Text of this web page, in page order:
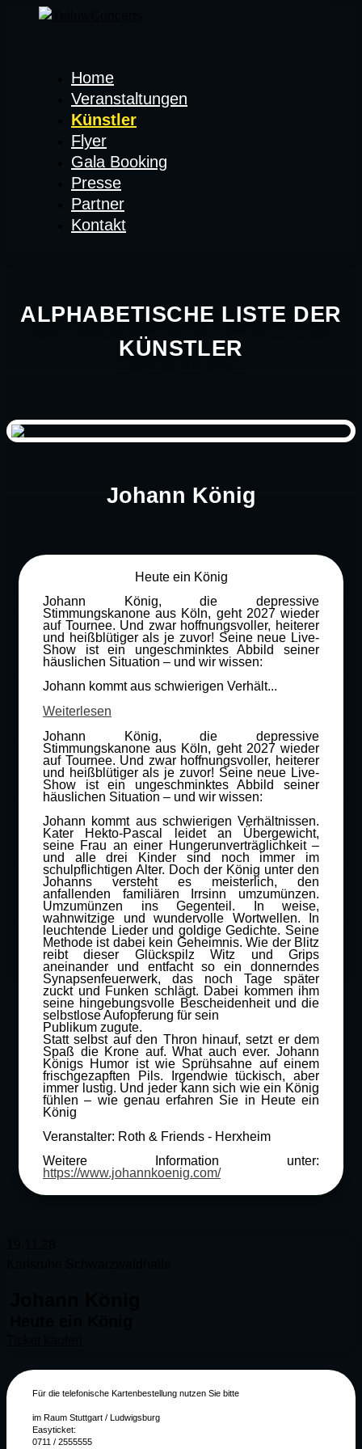
Home
Veranstaltungen
Künstler
Flyer
Gala Booking
Presse
Partner
Kontakt
ALPHABETISCHE LISTE DER
KÜNSTLER
Johann König
Heute ein König
Johann König, die depressive
Stimmungskanone aus Köln, geht 2027 wieder
auf Tournee. Und zwar hoffnungsvoller, heiterer
und heißblütiger als je zuvor! Seine neue Live-
Show ist ein ungeschminktes Abbild seiner
häuslichen Situation – und wir wissen:
Johann kommt aus schwierigen Verhält...
Weiterlesen
Johann König, die depressive
Stimmungskanone aus Köln, geht 2027 wieder
auf Tournee. Und zwar hoffnungsvoller, heiterer
und heißblütiger als je zuvor! Seine neue Live-
Show ist ein ungeschminktes Abbild seiner
häuslichen Situation – und wir wissen:
Johann kommt aus schwierigen Verhältnissen.
Kater Hekto-Pascal leidet an Übergewicht,
seine Frau an einer Hungerunverträglichkeit –
und alle drei Kinder sind noch immer im
schulpflichtigen Alter. Doch der König unter den
Johanns versteht es meisterlich, den
anfallenden familiären Irrsinn umzumünzen.
Umzumünzen ins Gegenteil. In weise,
wahnwitzige und wundervolle Wortwellen. In
leuchtende Lieder und goldige Gedichte. Seine
Methode ist dabei kein Geheimnis. Wie der Blitz
reibt dieser Glückspilz Witz und Grips
aneinander und entfacht so ein donnerndes
Synapsenfeuerwerk, das noch Tage später
zuckt und Funken schlägt. Dabei kommen ihm
seine hingebungsvolle Bescheidenheit und die
selbstlose Aufopferung für sein
Publikum zugute.
Statt selbst auf den Thron hinauf, setzt er dem
Spaß die Krone auf. What auch ever. Johann
Königs Humor ist wie Sprühsahne auf einem
frischgezapften Pils. Irgendwie tückisch, aber
immer lustig. Und jeder kann sich wie ein König
fühlen – wie genau erfahren Sie in Heute ein
König
Veranstalter: Roth & Friends - Herxheim
Weitere Information unter:
https://www.johannkoenig.com/
Für die telefonische Kartenbestellung nutzen Sie bitte
im Raum Stuttgart / Ludwigsburg
Easyticket:
0711 / 2555555